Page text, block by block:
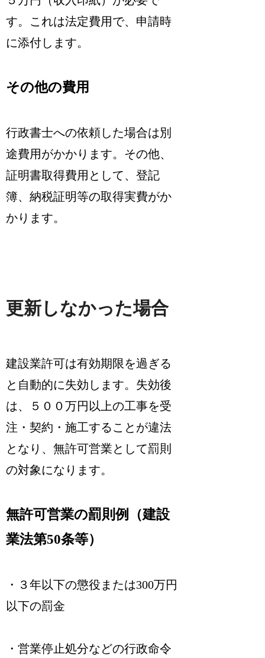
す。これは法定費用で、申請時
に添付します。
その他の費用
行政書士への依頼した場合は別
途費用がかかります。その他、
証明書取得費用として、登記
簿、納税証明等の取得実費がか
かります。
更新しなかった場合
建設業許可は有効期限を過ぎる
と自動的に失効 します。失効後
は、５００万円以上の工事を受
注・契約・施工することが違法
となり、無許可営業として罰則
の対象になります。
無許可営業の罰則例（建設
業法第50条等）
・３年以下の懲役または300万円
以下の罰金
・営業停止処分などの行政命令